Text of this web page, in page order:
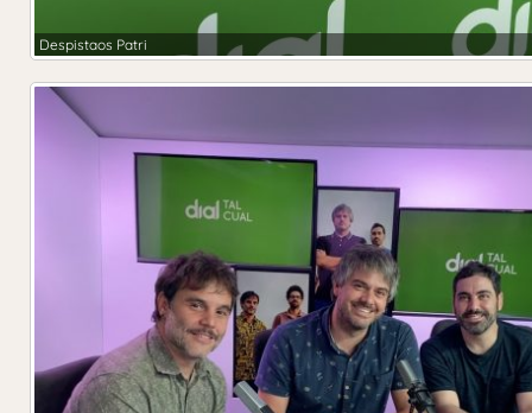
Despistaos Patri